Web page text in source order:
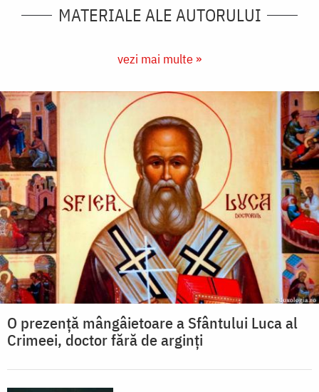
MATERIALE ALE AUTORULUI
vezi mai multe »
O prezență mângâietoare a Sfântului Luca al
Crimeei, doctor fără de arginți